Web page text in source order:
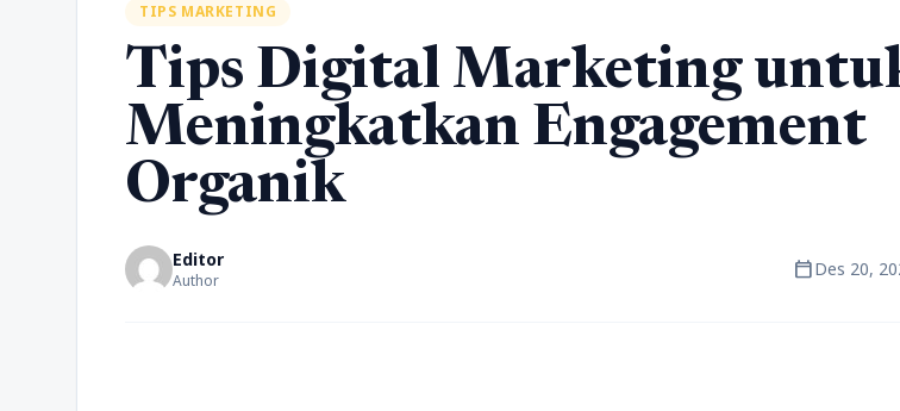
TIPS MARKETING
Tips Digital Marketing
Meningkatkan Engagement
Organik
Editor
Author calendar_todayDes 20,